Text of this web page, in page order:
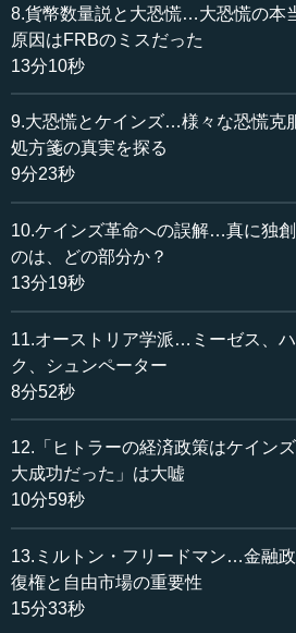
消費者の場合、消費者が何をほし
断）は「消費者が買うもの、買いた
料については、原材料自体をほしい
全部が国営だったら、原材料の値段
り、例えば鉄をたくさん使うべきな
ん使うべきなのかということは、全
ミーゼスは「全てが国営の社会は
し、資源の価値は判定できない。だ
など不可能だ」ということを指摘し
新しい技術についても、企業家が
合わせたら、うまいものができるの
することについて、政府がその代わ
せん。少数派の意見を、政府の官僚
い」と取り上げることは滅多にない
ていが無茶苦茶なアイデアであるこ
倒産するわ...
8.貨幣数量説と大恐慌…大恐慌の本
原因はFRBのミスだった
13分10秒
9.大恐慌とケインズ…様々な恐慌克
処方箋の真実を探る
9分23秒
10.ケインズ革命への誤解…真に独
のは、どの部分か？
13分19秒
11.オーストリア学派…ミーゼス、
ク、シュンペーター
8分52秒
12.「ヒトラーの経済政策はケイン
大成功だった」は大嘘
10分59秒
13.ミルトン・フリードマン…金融
復権と自由市場の重要性
15分33秒